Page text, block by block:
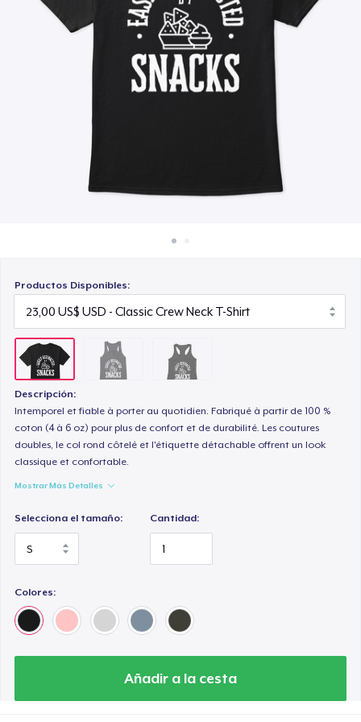
Venda en todas partes
Venda lo que sea
Productos Disponibles:
Descripción:
Intemporel et fiable à porter au quotidien. Fabriqué à partir de 100 %
coton (4 à 6 oz) pour plus de confort et de durabilité. Les coutures
doubles, le col rond côtelé et l'étiquette détachable offrent un look
classique et confortable.
Mostrar Más Detalles
Selecciona el tamaño: Cantidad:
Colores:
Añadir a la cesta
23,00 US$